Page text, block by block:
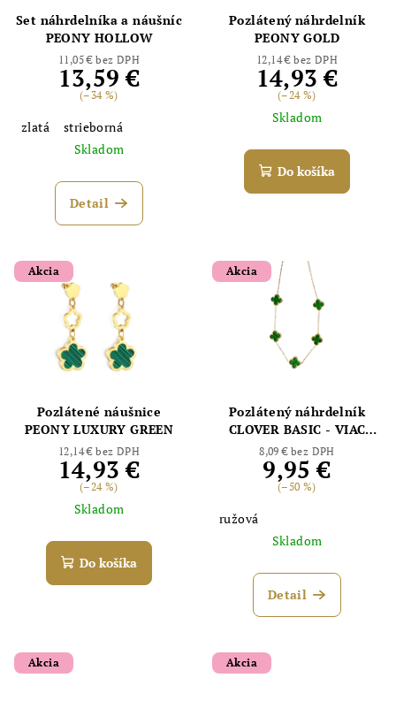
Set náhrdelníka a náušníc
PEONY HOLLOW
11,05 € bez DPH
13,59 €
(–34 %)
zlatá
strieborná
Skladom
Detail
Pozlátený náhrdelník
PEONY GOLD
12,14 € bez DPH
14,93 €
(–24 %)
Skladom
Do košíka
Akcia
Pozlátené náušnice
PEONY LUXURY GREEN
12,14 € bez DPH
14,93 €
(–24 %)
Skladom
Do košíka
Akcia
Pozlátený náhrdelník
CLOVER BASIC - VIAC
FARIEB
8,09 € bez DPH
9,95 €
(–50 %)
ružová
Skladom
Detail
Akcia Akcia